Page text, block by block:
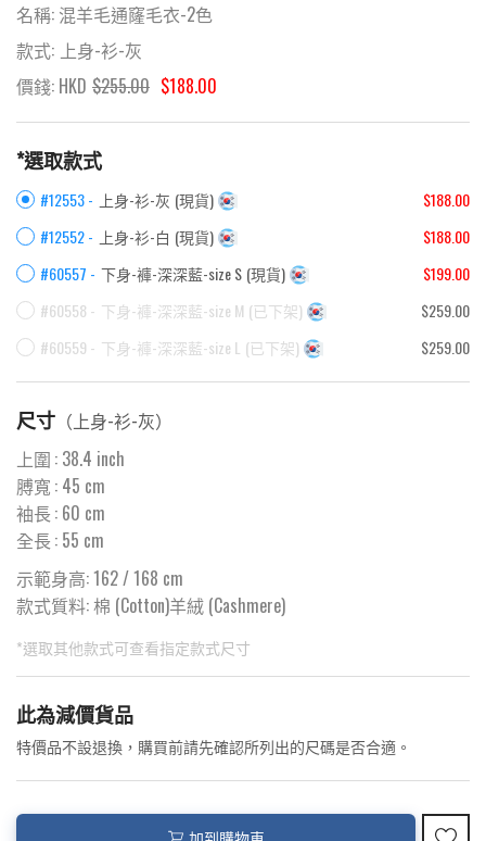
名稱: 混羊毛通窿毛衣-2色
款式: 上身-衫-灰
價錢: HKD $255.00 $188.00
*選取款式
#12553 - 上身-衫-灰 (現貨)
$188.00
#12552 - 上身-衫-白 (現貨)
$188.00
#60557 - 下身-褲-深深藍-size S (現貨)
$199.00
#60558 - 下身-褲-深深藍-size M (已下架)
$259.00
#60559 - 下身-褲-深深藍-size L (已下架) $259.00
尺寸 （上身-衫-灰）
上圍 : 38.4 inch
膊寬 : 45 cm
袖長 : 60 cm
全長 : 55 cm
示範身高: 162 / 168 cm
款式質料:棉 (Cotton)羊絨 (Cashmere)
*選取其他款式可查看指定款式尺寸
此為預購品
<預購款>因為韓國東大門8月暑假關係， 預購款會於8月18日
後才陸續返貨⚠️
此為減價貨品
特價品不設退換，購買前請先確認所列出的尺碼是否合適。